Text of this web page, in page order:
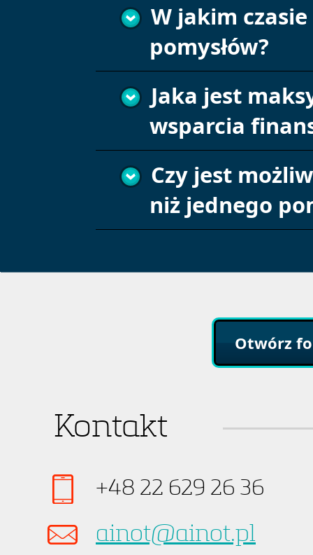
W jakim
pomysłów?
Jaka jest
wsparcia
Czy jest
niż jednego
Otwórz
Kontakt
+48 22 629 26 36
ainot@ainot.pl